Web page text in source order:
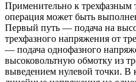
Применительно к трехфазным
операция может быть
Первый путь — подача на
трехфазного напряжения от
— подача однофазного
высоковольтную обмотку из
выведением нулевой точки. В